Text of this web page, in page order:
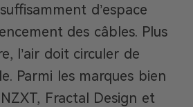
d’espace
des câbles. Plus
l’air doit circuler de
Parmi les marques bien
Fractal Design et